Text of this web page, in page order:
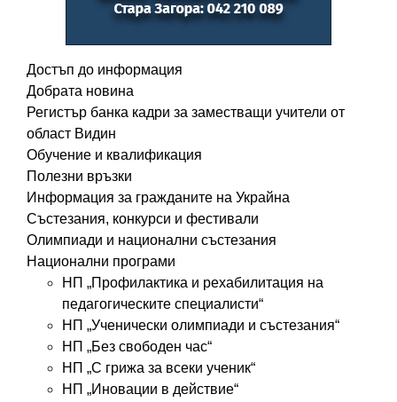
Достъп до информация
Добрата новина
Регистър банка кадри за заместващи учители от
област Видин
Обучение и квалификация
Полезни връзки
Информация за гражданите на Украйна
Състезания, конкурси и фестивали
Олимпиади и национални състезания
Национални програми
НП „Профилактика и рехабилитация на
педагогическите специалисти“
НП „Ученически олимпиади и състезания“
НП „Без свободен час“
НП „С грижа за всеки ученик“
НП „Иновации в действие“